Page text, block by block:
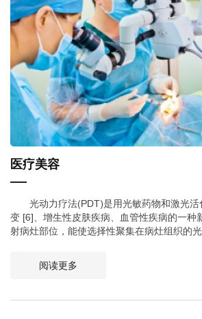
医疗美容
光动力疗法(PDT)是用光敏药物和激光
变 [6]、增生性皮肤疾病、血管性疾病的一种
射病灶部位，能使选择性聚集在病灶组织的
传递给周围的氧，生成活性很强的单态氧。
大分子发生氧化反应，产生细胞毒性进而杀
作用也很小。Lasence成功设计开发了PDT
阅读更多